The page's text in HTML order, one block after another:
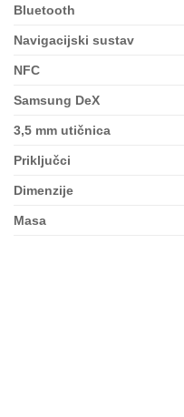
Bluetooth
Navigacijski sustav
NFC
Samsung DeX
3,5 mm utičnica
Priključci
Dimenzije
Masa